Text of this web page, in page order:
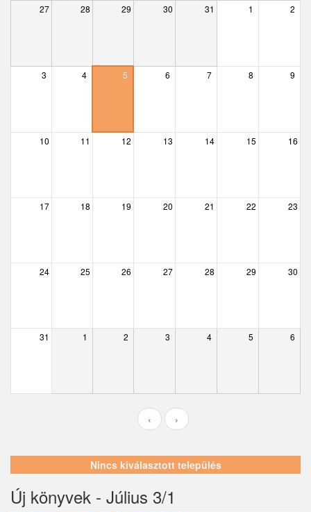
Csemő
Csobánka
Délegyháza
Dunabogdány
Hernád
Hévízgyörk
27 28 29 30 31 1 2
3 4 5 6 7 8 9
10 11 12 13 14 15 16
17 18 19 20 21 22 23
24 25 26 27 28 29 30
31 1 2 3 4 5 6
‹ ›
Nincs kiválasztott település
Új könyvek - Július 3/1